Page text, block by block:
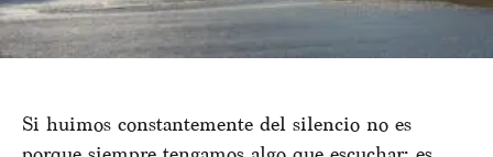
Si huimos constantemente del silencio no es